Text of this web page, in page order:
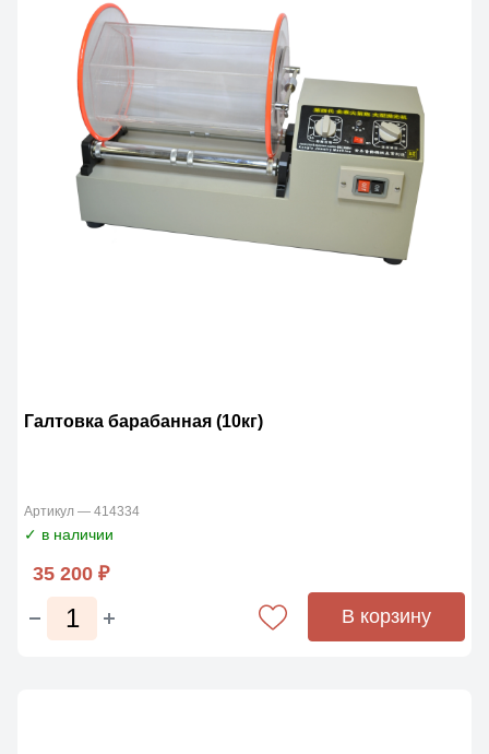
Галтовка барабанная (10кг)
Артикул — 414334
✓ в наличии
35 200 ₽
В корзину